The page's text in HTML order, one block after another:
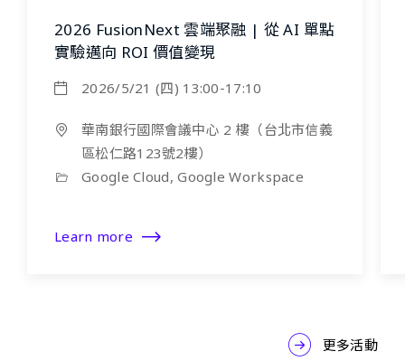
2026 FusionNext 雲端聚融 | 從 AI 單點
實驗邁向 ROI 價值變現
2026/5/21 (四) 13:00-17:10
華南銀行國際會議中心 2 樓（台北市信義
區松仁路123號2樓）
Google Cloud, Google Workspace
Learn more
更多活動